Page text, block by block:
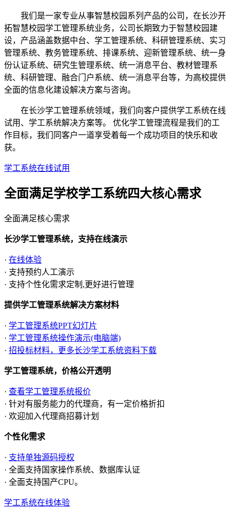
我们是一家专业从事智慧校园系列产品的公司，在长沙开
拓智慧校园学工管理系统业务，公司长期致力于智慧校园建
设，产品涵盖数据中台、学工管理系统、科研管理系统、实习
管理系统、教务管理系统、排课系统、迎新管理系统、统一身
份认证系统、研究生管理系统、统一消息平台、教材管理系
统、科研管理、融合门户系统、统一消息平台等，为高校提供
全面的信息化建设解决方案与咨询。
在长沙学工管理系统领域，我们向客户提供学工系统在线
试用、学工系统解决方案等。 优化学工管理流程是我们的工
作目标，我们同客户一道享受着每一个成功项目的快乐和收
获。
学工系统在线试用
全面满足学校学工系统四大核心需求
全面满足核心需求
长沙学工管理系统，支持在线演示
· 在线体验
· 支持预约人工演示
· 支持个性化需求定制,更好进行管理
提供学工管理系统解决方案材料
· 学工管理系统PPT幻灯片
· 学工管理系统操作演示(电脑端)
· 招投标材料，更多长沙学工系统资料下载
学工管理系统，价格公开透明
· 查看学工管理系统报价
· 针对有服务能力的代理商，有一定价格折扣
· 欢迎加入代理商招募计划
个性化需求
· 支持单独源码授权
· 全面支持国家操作系统、数据库认证
· 全面支持国产CPU。
学工系统在线体验